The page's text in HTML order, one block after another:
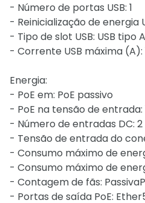
- Número de portas USB: 1
- Reinicialização de energia
- Tipo de slot USB: USB tipo A
- Corrente USB máxima (A):
Energia:
- PoE em: PoE passivo
- PoE na tensão de entrada:
- Número de entradas DC:
- Tensão de entrada do
- Consumo máximo de
- Consumo máximo de
- Contagem de fãs:
- Portas de saída PoE: